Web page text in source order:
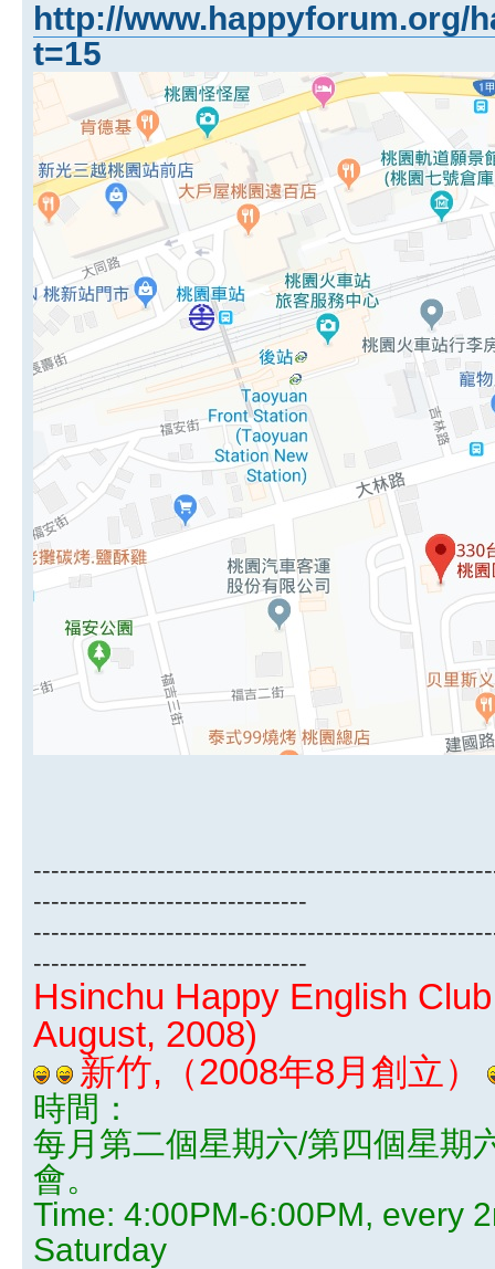
http://www.happyforum.org/
t=15
-------------------------------
-------------------------------
Hsinchu Happy English
August, 2008)
新竹,（2008年8月創立）
時間：
每月第二個星期六/第四個星期
會。
Time: 4:00PM-6:00PM, every
Saturday